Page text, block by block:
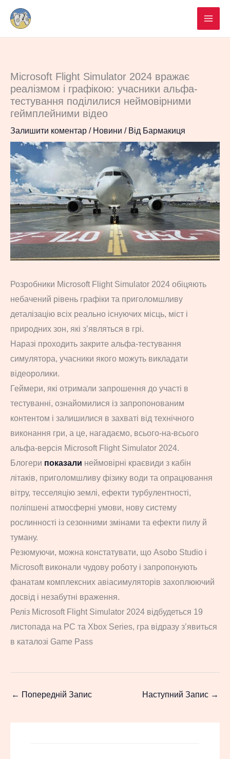
Перейти
вмісту
Microsoft Flight Simulator 2024 вражає
реалізмом і графікою: учасники альфа-
тестування поділилися неймовірними
геймплейними відео
Залишити коментар / Новини / Від Бармакиця
Розробники Microsoft Flight Simulator 2024 обіцяють
небачений рівень графіки та приголомшливу
деталізацію всіх реально існуючих місць, міст і
природних зон, які з’являться в грі.
Наразі проходить закрите альфа-тестування
симулятора, учасники якого можуть викладати
відеоролики.
Геймери, які отримали запрошення до участі в
тестуванні, ознайомилися із запропонованим
контентом і залишилися в захваті від технічного
виконання гри, а це, нагадаємо, всього-на-всього
альфа-версія Microsoft Flight Simulator 2024.
Блогери показали неймовірні краєвиди з кабін
літаків, приголомшливу фізику води та опрацювання
вітру, тесселяцію землі, ефекти турбулентності,
поліпшені атмосферні умови, нову систему
рослинності із сезонними змінами та ефекти пилу й
туману.
Резюмуючи, можна констатувати, що Asobo Studio і
Microsoft виконали чудову роботу і запропонують
фанатам комплексних авіасимуляторів захоплюючий
досвід і незабутні враження.
Реліз Microsoft Flight Simulator 2024 відбудеться 19
листопада на PC та Xbox Series, гра відразу з’явиться
в каталозі Game Pass
← Попередній Запис Наступний Запис →